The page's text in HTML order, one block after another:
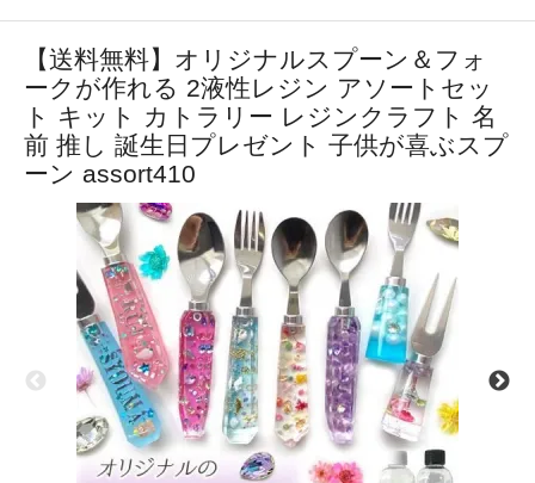
【送料無料】オリジナルスプーン＆フォ
ークが作れる 2液性レジン アソートセッ
ト キット カトラリー レジンクラフト 名
前 推し 誕生日プレゼント 子供が喜ぶスプ
ーン assort410